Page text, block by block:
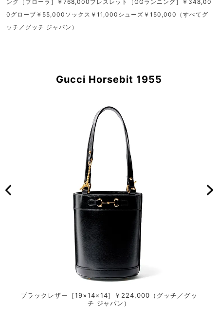
ング［フローラ］￥768,000ブレスレット［GGランニング］￥348,00
0グローブ￥55,000ソックス￥11,000シューズ￥150,000（すべてグ
ッチ／グッチ ジャパン）
Gucci Horsebit 1955
ブラックレザー［19×14×14］￥224,000（グッチ／グッ
チ ジャパン）